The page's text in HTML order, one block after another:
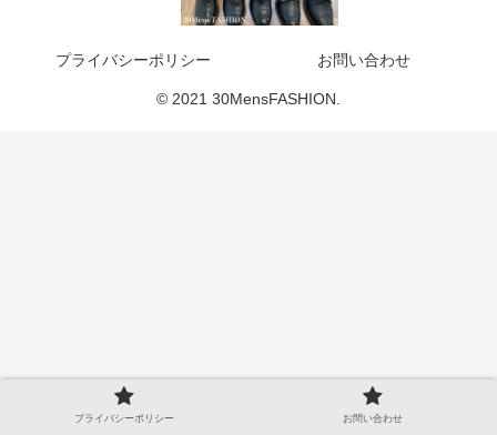
プライバシーポリシー お問い合わせ
© 2021 30MensFASHION.
プライバシーポリシー お問い合わせ